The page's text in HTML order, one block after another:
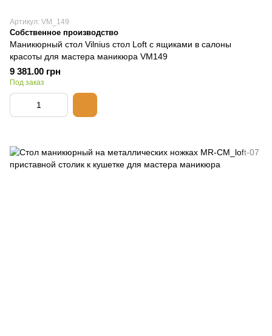
Артикул: VM_149
Собственное производство
Маникюрный стол Vilnius стол Loft с ящиками в салоны
красоты для мастера маникюра VM149
9 381.00 грн
Под заказ